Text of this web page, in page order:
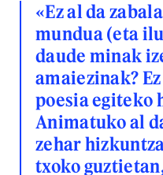
«Ez al da
mundua (eta
daude minak
amaiezinak?
poesia egiteko
Animatuko al
zehar
txoko